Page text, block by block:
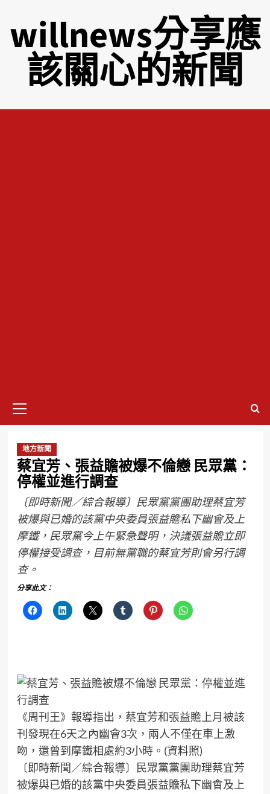
willnews分享應
該關心的新聞
地方新聞
蔡宜芳、張益贍被爆不倫戀 民眾黨：
停權並進行調查
〔即時新聞／綜合報導〕民眾黨黨團助理蔡宜芳
被爆與已婚的該黨中央委員張益贍私下幽會及上
摩鐵，民眾黨今上午緊急聲明，決議張益贍立即
停權接受調查，目前無黨職的蔡宜芳則會另行調
查。
分享此文：
《周刊王》報導指出，蔡宜芳和張益贍上月被該
刊發現在6天之內幽會3次，兩人不僅在車上激
吻，還曾到摩鐵相處約3小時。(資料照)
〔即時新聞／綜合報導〕民眾黨黨團助理蔡宜芳
被爆與已婚的該黨中央委員張益贍私下幽會及上